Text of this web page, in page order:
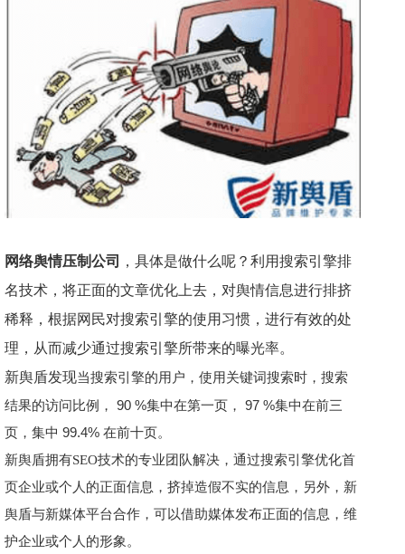
网络舆情压制公司
，具体是做什么呢？利用搜索引擎排
名技术，将正面的文章优化上去，对舆情信息进行排挤
稀释，根据网民对搜索引擎的使用习惯，进行有效的处
理，从而减少通过搜索引擎所带来的曝光率。
新舆盾发现当搜索引擎的用户，使用关键词搜索时，搜索
结果的访问比例，
90 %集中在第一页， 97 %集中在前三
页，集中 99.4% 在前十页。
新舆盾拥有SEO技术的专业团队解决，通过搜索引擎优化首
页企业或个人的正面信息，挤掉造假不实的信息，另外，新
舆盾与新媒体平台合作，可以借助媒体发布正面的信息，维
护企业或个人的形象。